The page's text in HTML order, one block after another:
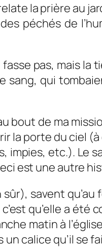
la prière au
péchés de
pas, mais la
sang, qui
bout de ma
la porte du ciel
impies, etc.). Le
est une autre
savent qu’au
qu’elle a été
matin à
calice qu’il se